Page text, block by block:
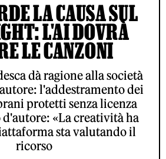
LA CAUSA SUL
L'AI DOVRÀ
LE CANZONI
dà ragione alla società
l'addestramento dei
protetti senza licenza
«La creatività ha
sta valutando il
ricorso